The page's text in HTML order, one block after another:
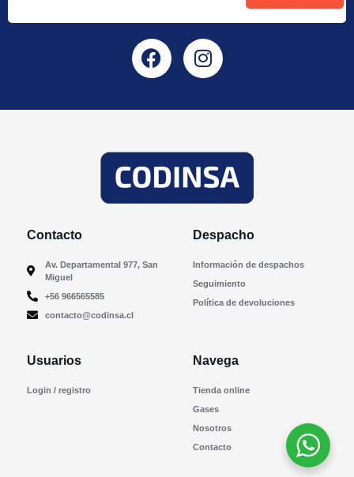
Contacto
Av. Departamental 977, San
Miguel
+56 966565585
contacto@codinsa.cl
Despacho
Información de despachos
Seguimiento
Política de devoluciones
Usuarios
Login / registro
Navega
Tienda online
Gases
Nosotros
Contacto